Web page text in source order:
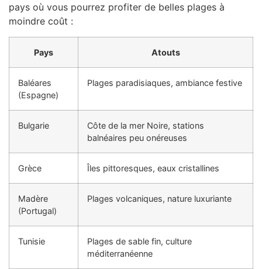
pays où vous pourrez profiter de belles plages à
moindre coût :
Pays Atouts
Baléares
(Espagne)
Plages paradisiaques, ambiance festive
Bulgarie
Côte de la mer Noire, stations
balnéaires peu onéreuses
Grèce Îles pittoresques, eaux cristallines
Madère
(Portugal)
Plages volcaniques, nature luxuriante
Tunisie
Plages de sable fin, culture
méditerranéenne